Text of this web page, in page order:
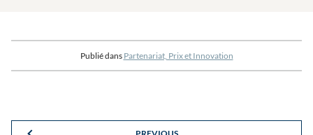
Publié dans Partenariat, Prix et Innovation